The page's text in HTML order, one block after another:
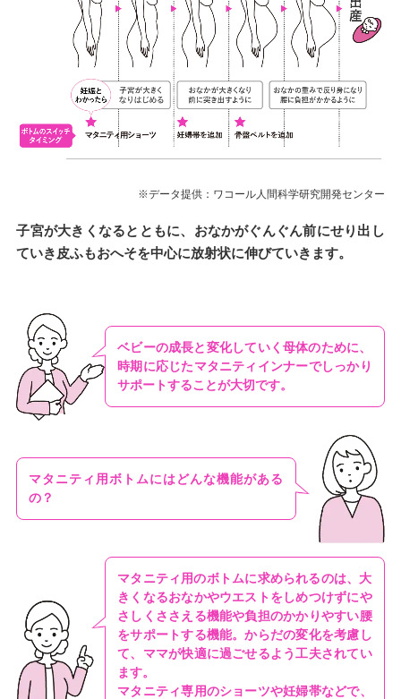
※データ提供：ワコール人間科学研究開発センター
子宮が大きくなるとともに、おなかがぐんぐん前にせり出し
ていき皮ふもおへそを中心に放射状に伸びていきます。
ベビーの成長と変化していく母体のために、
時期に応じたマタニティインナーでしっかり
サポートすることが大切です。
マタニティ用ボトムにはどんな機能がある
の？
マタニティ用のボトムに求められるのは、大
きくなるおなかやウエストをしめつけずにや
さしくささえる機能や負担のかかりやすい腰
をサポートする機能。からだの変化を考慮し
て、ママが快適に過ごせるよう工夫されてい
ます。
マタニティ専用のショーツや妊婦帯などで、